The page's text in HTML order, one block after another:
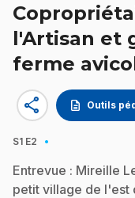
l'Artisan et
ferme
description Outils
share
S1 E2 ·
Entrevue : Mireille
petit village de l'est